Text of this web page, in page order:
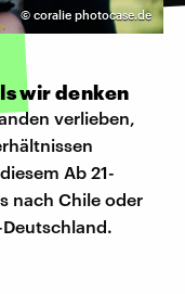
© coralie photocase.de
wir denken
verlieben,
Ab 21-
nach Chile oder